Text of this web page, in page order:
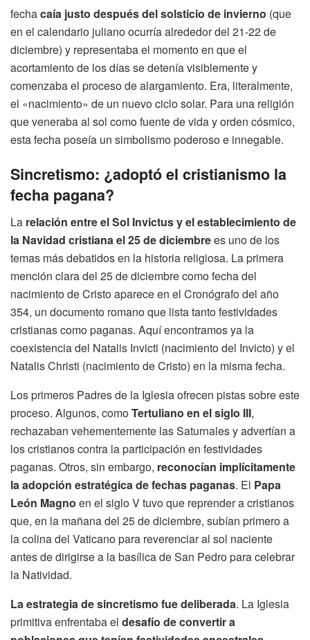
fechacaía justo después del solsticio de invierno (que
en el calendario juliano ocurría alrededor del 21-22 de
diciembre) y representaba el momento en que el
acortamiento de los días se detenía visiblemente y
comenzaba el proceso de alargamiento. Era, literalmente,
el «nacimiento» de un nuevo ciclo solar. Para una religión
que veneraba al sol como fuente de vida y orden cósmico,
esta fecha poseía un simbolismo poderoso e innegable.
Sincretismo: ¿adoptó el cristianismo la
fecha pagana?
La relación entre el Sol Invictus y el establecimiento de
la Navidad cristiana el 25 de diciembrees uno de los
temas más debatidos en la historia religiosa. La primera
mención clara del 25 de diciembre como fecha del
nacimiento de Cristo aparece en el Cronógrafo del año
354, un documento romano que lista tanto festividades
cristianas como paganas. Aquí encontramos ya la
coexistencia del Natalis Invicti (nacimiento del Invicto) y el
Natalis Christi (nacimiento de Cristo) en la misma fecha.
Los primeros Padres de la Iglesia ofrecen pistas sobre este
proceso. Algunos, comoTertuliano en el siglo III,
rechazaban vehementemente las Saturnales y advertían a
los cristianos contra la participación en festividades
paganas. Otros, sin embargo, reconocían implícitamente
la adopción estratégica de fechas paganas. El Papa
León Magno en el siglo V tuvo que reprender a cristianos
que, en la mañana del 25 de diciembre, subían primero a
la colina del Vaticano para reverenciar al sol naciente
antes de dirigirse a la basílica de San Pedro para celebrar
la Natividad.
La estrategia de sincretismo fue deliberada. La Iglesia
primitiva enfrentaba el desafío de convertir a